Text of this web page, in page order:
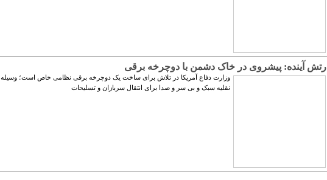
ارتش آینده: پیشروی در خاک دشمن با دوچرخه برقی
وزارت دفاع آمریکا در تلاش برای ساخت یک دوچرخه برقی نظامی خاص است؛ وسیله
نقلیه سبک و بی سر و صدا برای انتقال سربازان و تسلیحات